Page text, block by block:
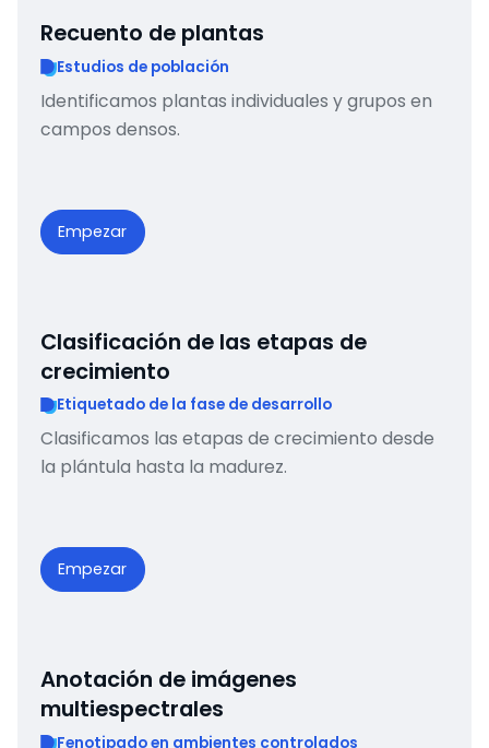
Recuento de plantas
Estudios de población
Identificamos plantas individuales y grupos en
campos densos.
Empezar
Clasificación de las etapas de
crecimiento
Etiquetado de la fase de desarrollo
Clasificamos las etapas de crecimiento desde
la plántula hasta la madurez.
Empezar
Anotación de imágenes
multiespectrales
Fenotipado en ambientes controlados